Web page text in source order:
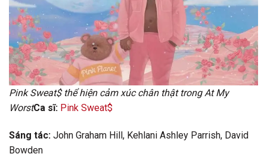
Pink Sweat$ thể hiện cảm xúc chân thật trong At My
WorstCa sĩ: Pink Sweat$
Sáng tác: John Graham Hill, Kehlani Ashley Parrish, David
Bowden